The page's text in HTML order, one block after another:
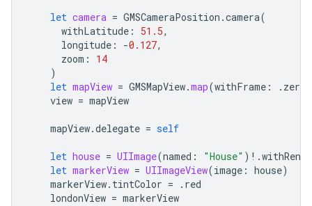
let camera = GMSCameraPosition .camera(
withLatitude : 51.5,
longitude : -0.127,
zoom :
14
)
let mapView = GMSMapView.map(withFrame : . zero
view = mapView
mapView.delegate = self
let house = UIImage(named : "House" ) ! .
let markerView = UIImageView(image : house)
markerView. tintColor = . red
londonView = markerView